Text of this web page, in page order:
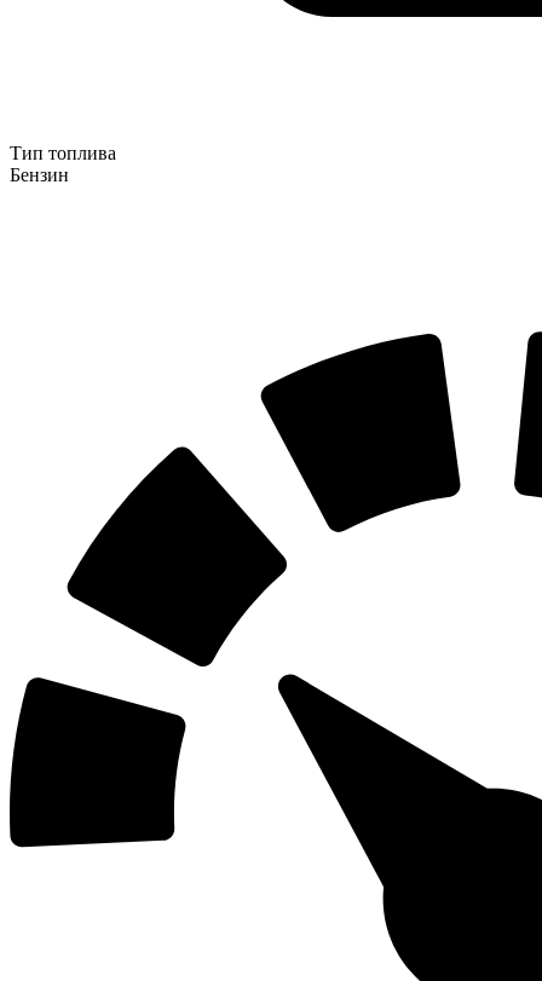
Тип топлива
Бензин